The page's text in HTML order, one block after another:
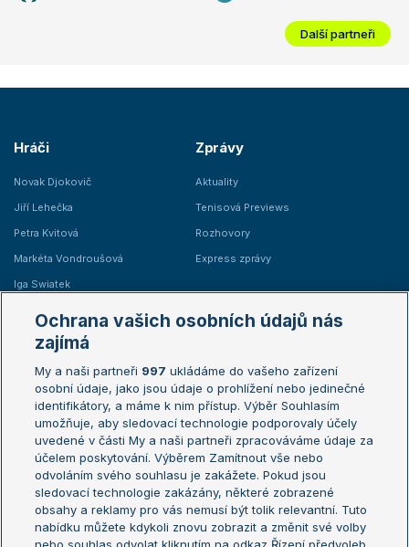
Další partneři
Hráči
Novak Djokovič
Jiří Lehečka
Petra Kvitová
Markéta Vondroušová
Iga Swiatek
Zprávy
Aktuality
Tenisová Previews
Rozhovory
Express zprávy
Žebříčky
Žebříček ATP (muži)
Žebříček WTA (ženy)
Sázkařský žebříček
Australian Open
French Open
Wimbledon
US Open
Turnaj mistrů
Turnaj mistryň
Aktualní trendy
Ochrana vašich osobních údajů nás
zajímá
My a naši partneři 997 ukládáme do vašeho zařízení
osobní údaje, jako jsou údaje o prohlížení nebo jedinečné
identifikátory, a máme k nim přístup. Výběr Souhlasím
umožňuje, aby sledovací technologie podporovaly účely
uvedené v části My a naši partneři zpracováváme údaje za
účelem poskytování. Výběrem Zamítnout vše nebo
odvoláním svého souhlasu je zakážete. Pokud jsou
sledovací technologie zakázány, některé zobrazené
obsahy a reklamy pro vás nemusí být tolik relevantní. Tuto
nabídku můžete kdykoli znovu zobrazit a změnit své volby